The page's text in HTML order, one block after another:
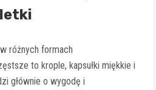
różnych formach
to krople, kapsułki miękkie i
głównie o wygodę i